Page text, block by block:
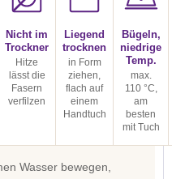
Nicht im
Trockner
Hitze
lässt die
Fasern
verfilzen
Liegend
trocknen
in Form
ziehen,
flach auf
einem
Handtuch
Bügeln,
niedrige
Temp.
max.
110 °C,
am
besten
mit Tuch
Wasser bewegen,